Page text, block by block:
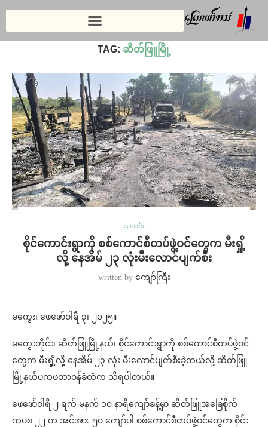
TAG: ဆိတ်ဖြူမြို့
သတင်း
စိုင်ကောင်းရွာကို စစ်ကောင်စီတပ်ဖွဲ့ဝင်တွေက မီးရှို့
လို့ နေအိမ် ၂၃ လုံးမီးလောင်ပျက်စီး
written by ကျော်ကြီး
မကွေး၊ ဖေဖော်ဝါရီ ၃၊ ၂၀၂၅။
မကွေးတိုင်း၊ ဆိတ်ဖြူမြို့နယ်၊ စိုင်ကောင်းရွာကို စစ်ကောင်စီတပ်ဖွဲ့ဝင်
တွေက မီးရှို့လို့ နေအိမ် ၂၃ လုံး မီးလောင်ပျက်စီးခဲ့တယ်လို့ ဆိတ်ဖြူ
မြို့နယ်ပကဖတာဝန်ခံထံက သိရပါတယ်။
ဖေဖော်ဝါရီ ၂ ရက် မနက် ၁၀ နာရီကျော်ခန့်မှာ ဆိတ်ဖြူအခြေစိုက်
ကပစ ၂၂ က အင်အား ၅၀ ကျော်ပါ စစ်ကောင်စီတပ်ဖွဲ့ဝင်တွေက စိုင်း